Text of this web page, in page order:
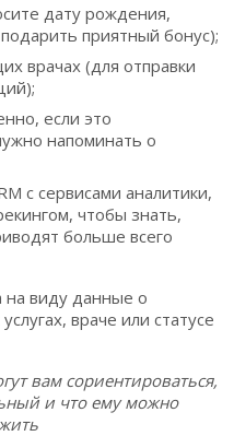
дату рождения,
приятный бонус);
врачах (для отправки
если это
напоминать о
с сервисами аналитики,
чтобы знать,
больше всего
вам сориентироваться,
и что ему можно